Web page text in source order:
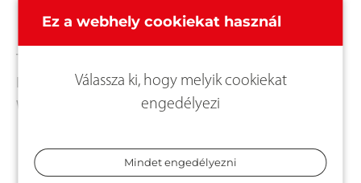
Kapcsolat
Tel.:
E-Mail:
kecskemet@merkbeu.hu
Web:
http://merkbaukereskedelem.hu/
Ez a webhely cookiekat használ
Válassza ki, hogy melyik cookiekat
engedélyezi
Mindet engedélyezni